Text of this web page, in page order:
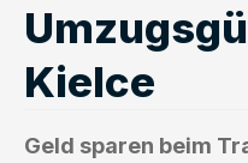
Kielce
Geld sparen beim